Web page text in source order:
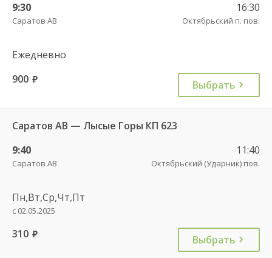
9:30
Саратов АВ
16:30
Октябрьский п. пов.
Ежедневно
900 руб. Выбрать
Саратов АВ — Лысые Горы КП 623
9:40
Саратов АВ
11:40
Октябрьский (Ударник) пов.
Пн,Вт,Ср,Чт,Пт
с 02.05.2025
310 руб. Выбрать